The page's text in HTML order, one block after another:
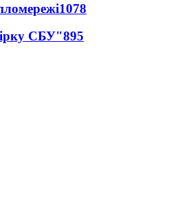
1078
СБУ"895